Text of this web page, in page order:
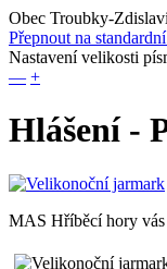
Obec Troubky-
Přepnout na
Nastavení velikosti
— +
Hlášení -
MAS Hříběcí hory vás